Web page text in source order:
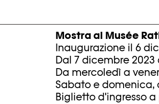
Mostra al Musée
Inaugurazione il 6
Dal 7 dicembre 2023
Da mercoledì a
Sabato e domenica,
Biglietto d'ingresso